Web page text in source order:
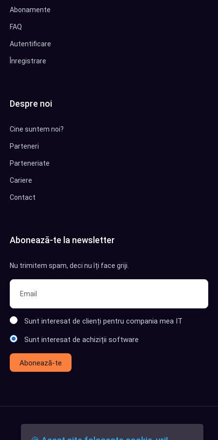
Abonamente
FAQ
Autentificare
Înregistrare
Despre noi
Cine suntem noi?
Parteneri
Parteneriate
Cariere
Contact
Abonează-te la newsletter
Nu trimitem spam, deci nu îți face griji.
Sunt interesat de clienți pentru compania mea IT
Sunt interesat de achiziții software
Abonează-te